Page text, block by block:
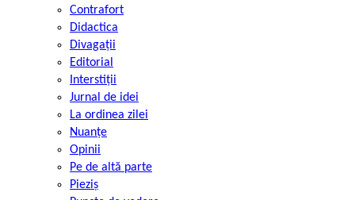
Contrafort
Didactica
Divagații
Editorial
Interstiții
Jurnal de idei
La ordinea zilei
Nuanțe
Opinii
Pe de altă parte
Pieziș